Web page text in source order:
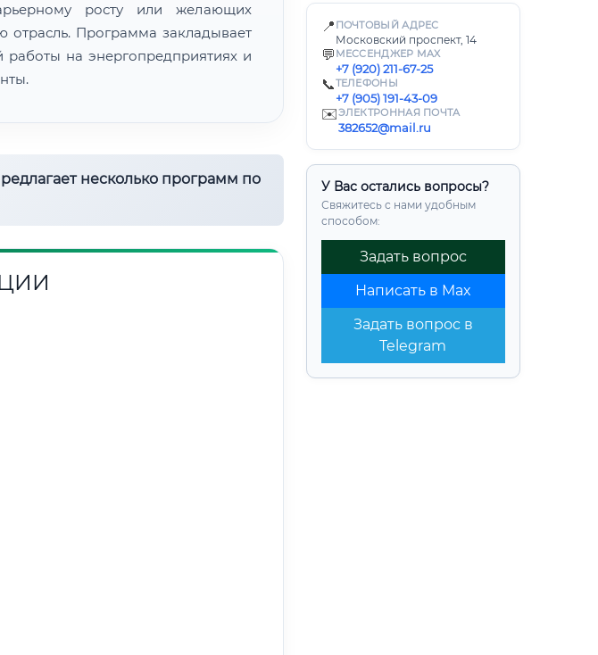
📍 ПОЧТОВЫЙ АДРЕС
Московский проспект, 14
💬 МЕССЕНДЖЕР MAX
+7 (920) 211-67-25
📞ТЕЛЕФОНЫ
+7 (905) 191-43-09
✉️ЭЛЕКТРОННАЯ ПОЧТА
382652@mail.ru
У Вас остались вопросы?
Свяжитесь с нами удобным
способом:
Задать вопрос
Написать в Max
Задать вопрос в
Telegram
росту или желающих
отрасль. Программа закладывает
на энергопредприятиях и
несколько программ по